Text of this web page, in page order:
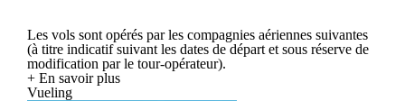
Les vols sont opérés par les compagnies aériennes suivantes
(à titre indicatif suivant les dates de départ et sous réserve de
modification par le tour-opérateur).
+ En savoir plus
Vueling